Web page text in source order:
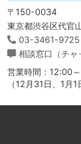
〒150-0034
東京都渋谷区代官
03-3461-9725
相談窓口（チャ
営業時間：12:00
（12月31日、1月